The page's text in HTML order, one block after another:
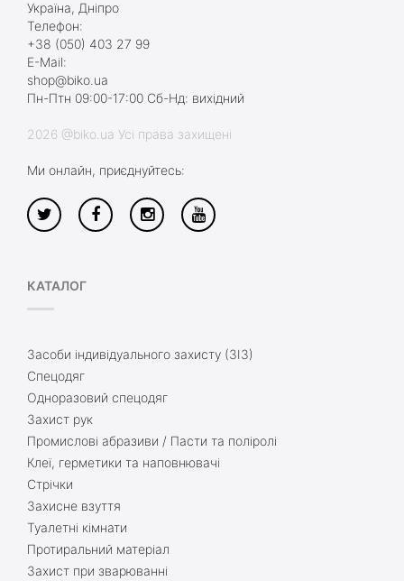
Україна, Дніпро
Телефон:
+38 (050) 403 27 99
E-Mail:
shop@biko.ua
Пн-Птн 09:00-17:00 Сб-Нд: вихідний
2026 @biko.ua Усі права захищені
Ми онлайн, приєднуйтесь:
КАТАЛОГ
Засоби індивідуального захисту (ЗІЗ)
Спецодяг
Одноразовий спецодяг
Захист рук
Промислові абразиви / Пасти та поліролі
Клеї, герметики та наповнювачі
Стрічки
Захисне взуття
Туалетні кімнати
Протиральний матеріал
Захист при зварюванні